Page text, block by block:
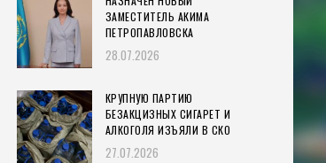
ЗАМЕСТИТЕЛЬ АКИМА
ПЕТРОПАВЛОВСКА
28.07.2026
КРУПНУЮ ПАРТИЮ
БЕЗАКЦИЗНЫХ СИГАРЕТ И
АЛКОГОЛЯ ИЗЪЯЛИ В СКО
27.07.2026